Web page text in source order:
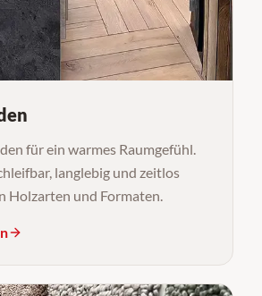
für ein warmes Raumgefühl.
langlebig und zeitlos
Holzarten und Formaten.